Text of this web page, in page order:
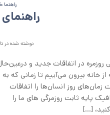
راهنما
نوشته شده در
روزمره در اتفاقات جدید و
خانه بیرون می‌آییم تا زمانی که به
زمان‌های روز انسان‌ها را اتفاقات
پایه ثابت روزمرگی های ما را
[…]